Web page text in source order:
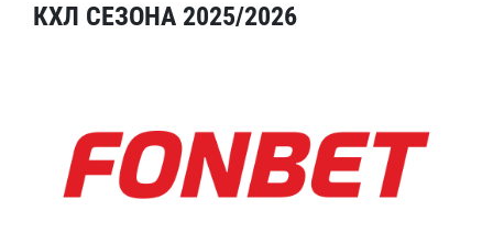
КХЛ СЕЗОНА 2025/2026